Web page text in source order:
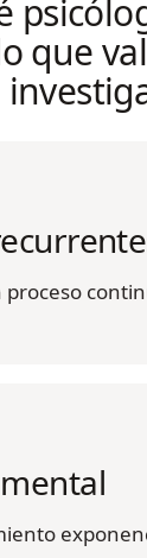
que
proceso